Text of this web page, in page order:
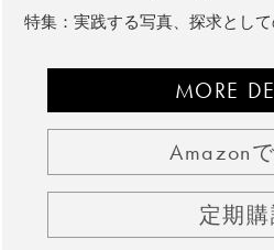
特集：実践する写真、探求とし
MORE
Amazon
定期